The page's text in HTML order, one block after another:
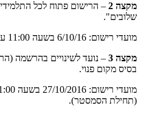
מקצה 2
– הרישום פתוח לכל
שלובים".
מועדי רישום: 6/10/16 בשעה 11:00 עד 25/10/16 בשעה 14:00.
מקצה 3
– נועד לשינויים בהרשמה
בסיס מקום פנוי.
(תחילת הסמסטר).